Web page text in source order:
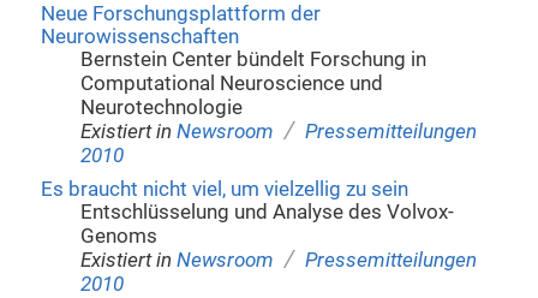
Neue Forschungsplattform der
Neurowissenschaften
Bernstein Center bündelt Forschung in
Computational Neuroscience und
Neurotechnologie
Existiert in Newsroom / Pressemitteilungen
2010
Es braucht nicht viel, um vielzellig zu sein
Entschlüsselung und Analyse des Volvox-
Genoms
Existiert in Newsroom / Pressemitteilungen
2010